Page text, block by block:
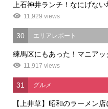
上石神井ランチ！なにげな
11,929 views
30 エリアレポート
練馬区にもあった！マニアッ
11,917 views
31 グルメ
【上井草】昭和のラーメン